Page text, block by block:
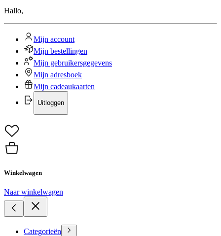
Hallo,
Mijn account
Mijn bestellingen
Mijn gebruikersgegevens
Mijn adresboek
Mijn cadeaukaarten
Uitloggen
Winkelwagen
Naar winkelwagen
Categorieën